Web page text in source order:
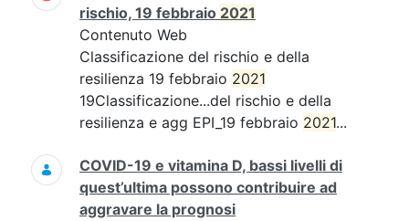
rischio, 19 febbraio 2021
Contenuto Web
Classificazione del rischio e della
resilienza 19 febbraio 2021
19Classificazione...del rischio e della
resilienza e agg EPI_19 febbraio 2021...
COVID-19 e vitamina D, bassi livelli di
quest’ultima possono contribuire ad
aggravare la prognosi